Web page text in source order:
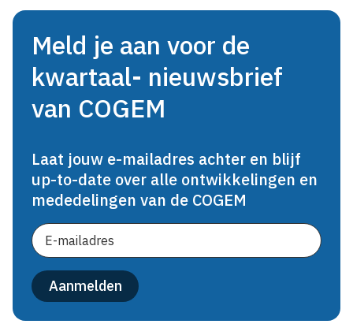
Meld je aan voor de
kwartaal- nieuwsbrief
van COGEM
Laat jouw e-mailadres achter en blijf
up-to-date over alle ontwikkelingen en
mededelingen van de COGEM